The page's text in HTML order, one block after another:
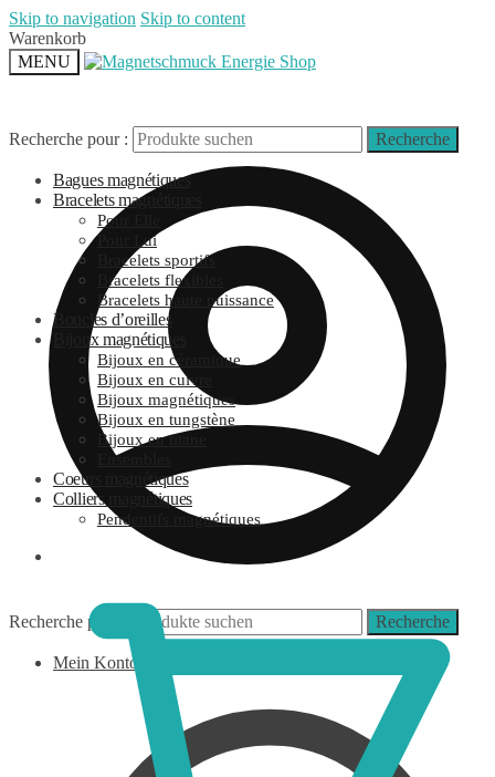
Skip to navigation Skip to content
Warenkorb
MENU
Recherche pour : Recherche
Mein Konto
Recherche pour : Recherche
Bagues magnétiques
Bracelets magnétiques
Pour Elle
Pour Lui
Bracelets sportifs
Bracelets flexibles
Bracelets haute puissance
Boucles d’oreilles
Bijoux magnétiques
Bijoux en céramique
Bijoux en cuivre
Bijoux magnétiques
Bijoux en tungstène
Bijoux en titane
Ensembles
Coeurs magnétiques
Colliers magnétiques
Pendentifs magnétiques